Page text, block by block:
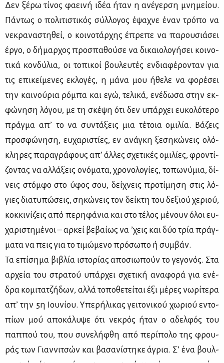
Δεν ξέ­ρω τί­νος φα­ει­νή ιδέα ήταν η ανέ­γερ­ση μνη­μεί­ου.
Πά­ντως ο πο­λι­τι­στι­κός σύλ­λο­γος έψα­χνε έναν τρό­πο να
νε­κρα­να­στη­θεί, ο κοι­νο­τάρ­χης έπρε­πε να πα­ρου­σιά­σει
έρ­γο, ο δή­μαρ­χος προ­σπα­θού­σε να δι­καιο­λο­γή­σει κοι­νο­
τι­κά κον­δύ­λια, οι το­πι­κοί βου­λευ­τές εν­δια­φέ­ρο­νταν για
τις επι­κεί­με­νες εκλο­γές, η μά­να μου ήθε­λε να φο­ρέ­σει
την και­νού­ρια ρό­μπα και εγώ, τε­λι­κά, ενέ­δω­σα στην εκ­
φώ­νη­ση λό­γου, με τη σκέ­ψη ότι δεν υπάρ­χει ευ­κο­λό­τε­ρο
πράγ­μα απ’ το να συ­ντά­ξεις μια τέ­τοια ομι­λία. Βά­ζεις
προ­σφώ­νη­ση, ευ­χα­ρι­στί­ες, εν ανά­γκη ξε­ση­κώ­νεις ολό­
κλη­ρες πα­ρα­γρά­φους απ’ άλ­λες σχε­τι­κές ομι­λί­ες, φρο­ντί­
ζο­ντας να αλ­λά­ξεις ονό­μα­τα, χρο­νο­λο­γί­ες, το­πω­νύ­μια, δί­
νεις στόμ­φο στο ύφος σου, δεί­χνεις προ­τί­μη­ση στις λό­
γιες δια­τυ­πώ­σεις, ση­κώ­νεις τον δεί­κτη του δε­ξιού χε­ριού,
κοκ­κι­νί­ζεις από πε­ρη­φά­νια και στο τέ­λος μέ­νουν όλοι ευ­
χα­ρι­στη­μέ­νοι – αρ­κεί βε­βαί­ως να ’χεις και δύο τρία πράγ­
μα­τα να πεις για το τι­μώ­με­νο πρό­σω­πο ή συμ­βάν.
Τα επί­ση­μα βι­βλία ιστο­ρί­ας απο­σιω­πούν το γε­γο­νός. Στα
αρ­χεία του στρα­τού υπάρ­χει σχε­τι­κή ανα­φο­ρά για ενέ­
δρα κο­μι­τα­τζή­δων, αλ­λά το­πο­θε­τεί­ται έξι μέ­ρες νω­ρί­τε­ρα
απ’ την 5η Ιου­νί­ου. Υπε­ρή­λι­κας γει­το­νι­κού χω­ριού εντο­
πί­ων μού απο­κά­λυ­ψε ότι νε­κρός ήταν ο αδελ­φός του
παπ­πού του, που συ­νε­λή­φθη από πε­ρί­πο­λο της φρου­
ράς των Γιαν­νι­τσών και βα­σα­νί­στη­κε άγρια. Σ’ ένα βουλ­